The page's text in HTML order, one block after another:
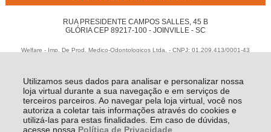
Utilizamos seus dados para analisar e personalizar nossa
loja virtual durante a sua navegação e em serviços de
terceiros parceiros. Ao navegar pela loja virtual, você nos
autoriza a coletar tais informações através do cookies e
utilizá-las para estas finalidades. Em caso de dúvidas,
acesse nossa Política de Privacidade
RUA PRESIDENTE CAMPOS SALLES, 45 B
GLÓRIA CEP 89217-100 - JOINVILLE - SC
Welfare - Imp. De Prod. Medico-Odontologicos Ltda. - CNPJ: 01.209.413/0001-43